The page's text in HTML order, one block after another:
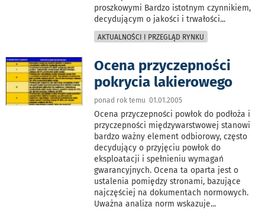
proszkowymi Bardzo istotnym czynnikiem,
decydującym o jakości i trwałości...
AKTUALNOŚCI I PRZEGLĄD RYNKU
Ocena przyczepności
pokrycia lakierowego
ponad rok temu 01.01.2005
Ocena przyczepności powłok do podłoża i
przyczepności międzywarstwowej stanowi
bardzo ważny element odbiorowy, często
decydujący o przyjęciu powłok do
eksploatacji i spełnieniu wymagań
gwarancyjnych. Ocena ta oparta jest o
ustalenia pomiędzy stronami, bazujące
najczęściej na dokumentach normowych.
Uważna analiza norm wskazuje...